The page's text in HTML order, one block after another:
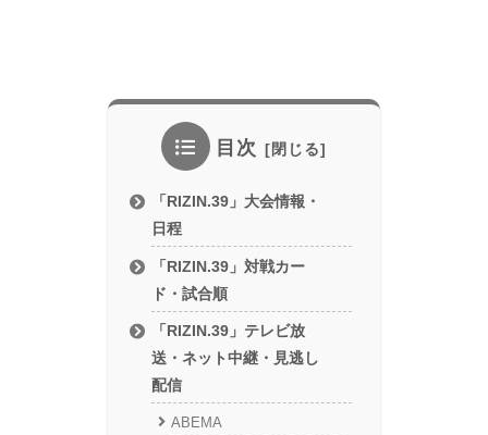
目次
「RIZIN.39」大会情報・
日程
「RIZIN.39」対戦カー
ド・試合順
「RIZIN.39」テレビ放
送・ネット中継・見逃し
配信
ABEMA